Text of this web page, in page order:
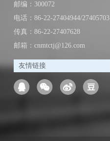
邮编：300072
电话：86-22-27404944/27405703
传真：86-22-27407628
邮箱：cnmtctj@126.com
友情链接